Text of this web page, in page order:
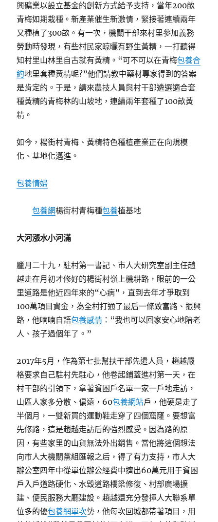
興礦業以設立基金的創新方式給予支持，當年200畝
青梅如期栽種。新產業催生新激情，緊接著連續兩年
又種植了300畝。有一次，機關干部來村里參加義務
勞動時發現，有些村民家晾曬有野生黃精，一打聽得
知村里山林里自古就有黃精。“可不可以在青梅包養合
約地里套種黃精呢?”他們請教中藥材專家得到的答案
是肯定的。于是，請來農技人員與村干部遴選適合套
種黃精的青梅林的山坡地，連續兩年套種了100畝黃
精。
如今，楊街村青梅、黃精特色種植產業正在向規模
化、基地化邁進。
包養情婦
包養網楊街村青梅種包養植基地
大河漲水小河滿
臘月二十九，駐村第一書記、市人大研究室副主任趙
越走在月初才修好的楊街村嶺上機耕路，眼前的一公
里道路是他近四年來的“心病”，直到去年才爭取到
100萬項目資金，為全村打通了最后一條致富路、振興
路，他喃喃自語包養感情 ：“我也可以回家安心地陪老
人、孩子過個年了。”
2017年5月，作為第七批幫扶干部先遣人員，趙越嚴
格要求自己駐村先駐心，他卷起鋪蓋進村第一天，在
村干部的引領下，拿著貧困戶名單一家一戶地走訪，
山區人家多分散、偏遠，60包養網站戶，他硬是走了
半個月，一雙新買的運動鞋走穿了四個窟窿。要想富
先修路，這是趙越走訪后的強烈感受。因為路的原
因，有些家里的山貨無法外出銷售。當他將這個想法
向市人大機關黨組匯報之后，得了有力支持，市人大
辦公室四年中從單位辦公經費中擠出60萬元用于貧困
戶入戶道路硬化、水毀道路橋梁修復、村部廣場擴
建、便民服務大廳建設。趙越還充分發揮人大聯系單
位多的優包養網單次勢，他每次回城都帶著項目，用